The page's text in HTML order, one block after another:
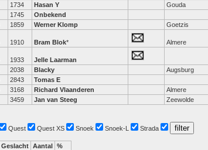
1734 Hasan Y Gouda
1745
Onbekend
1859 Werner Klomp Goetzis
1910 Bram Blok* Almere
1933 Jelle Laarman
2038 Blacky Augsburg
2843 Tomas E
3168 Richard Vlaanderen Almere
3459 Jan van Steeg Zeewolde
Quest Quest XS Snoek Snoek-L Strada
Geslacht Aantal %